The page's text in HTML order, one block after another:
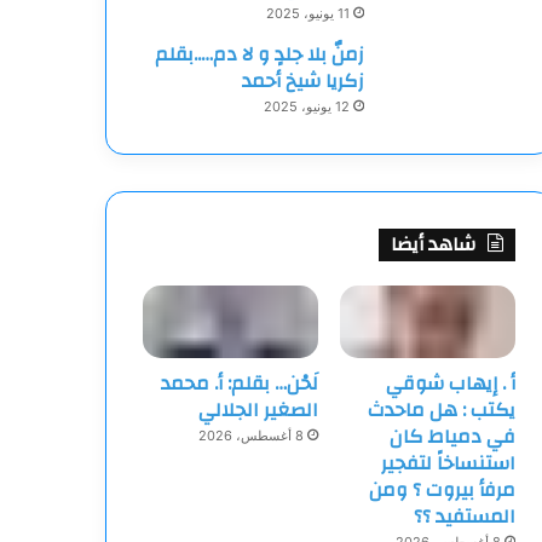
11 يونيو، 2025
زمنٌ بلا جلدٍ و لا دم…..بقلم
زكريا شيخ أحمد
12 يونيو، 2025
شاهد أيضا
أ . إيهاب شوقي
يكتب : هل ماحدث
في دمياط كان
استنساخاً لتفجير
مرفأ بيروت ؟ ومن
المستفيد ؟؟
لَحْن… بقلم: أ. محمد
الصغير الجلالي
8 أغسطس، 2026